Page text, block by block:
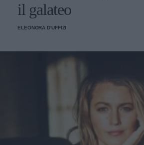
il galateo
ELEONORA D'UFFIZI